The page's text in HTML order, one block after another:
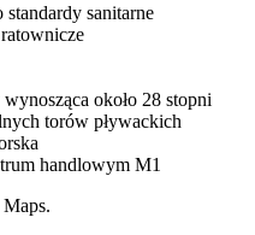
standardy sanitarne
około 28 stopni
torów pływackich
handlowym M1